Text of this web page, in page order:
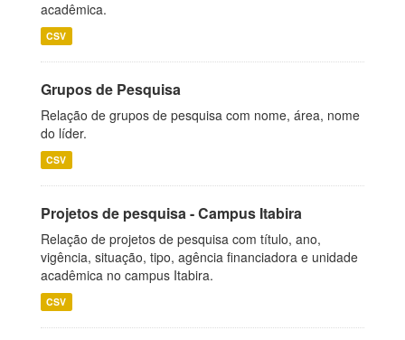
acadêmica.
CSV
Grupos de Pesquisa
Relação de grupos de pesquisa com nome, área, nome
do líder.
CSV
Projetos de pesquisa - Campus Itabira
Relação de projetos de pesquisa com título, ano,
vigência, situação, tipo, agência financiadora e unidade
acadêmica no campus Itabira.
CSV